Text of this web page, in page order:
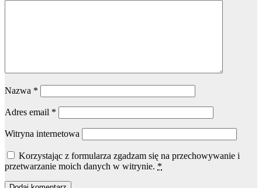
Nazwa *
Adres email *
Witryna internetowa
Korzystając z formularza zgadzam się na przechowywanie i
przetwarzanie moich danych w witrynie. *